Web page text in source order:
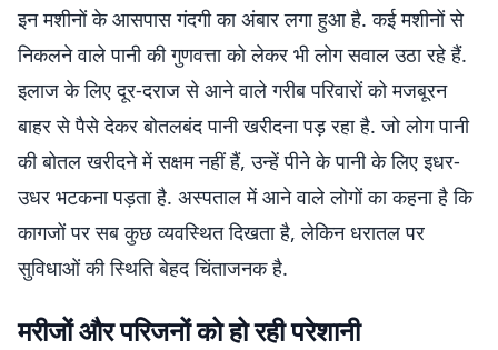
इन मशीनों के आसपास गंदगी का अंबार लगा हुआ है. कई मशीनों से
निकलने वाले पानी की गुणवत्ता को लेकर भी लोग सवाल उठा रहे हैं.
इलाज के लिए दूर-दराज से आने वाले गरीब परिवारों को मजबूरन
बाहर से पैसे देकर बोतलबंद पानी खरीदना पड़ रहा है. जो लोग पानी
की बोतल खरीदने में सक्षम नहीं हैं, उन्हें पीने के पानी के लिए इधर-
उधर भटकना पड़ता है. अस्पताल में आने वाले लोगों का कहना है कि
कागजों पर सब कुछ व्यवस्थित दिखता है, लेकिन धरातल पर
सुविधाओं की स्थिति बेहद चिंताजनक है.
मरीजों और परिजनों को हो रही परेशानी